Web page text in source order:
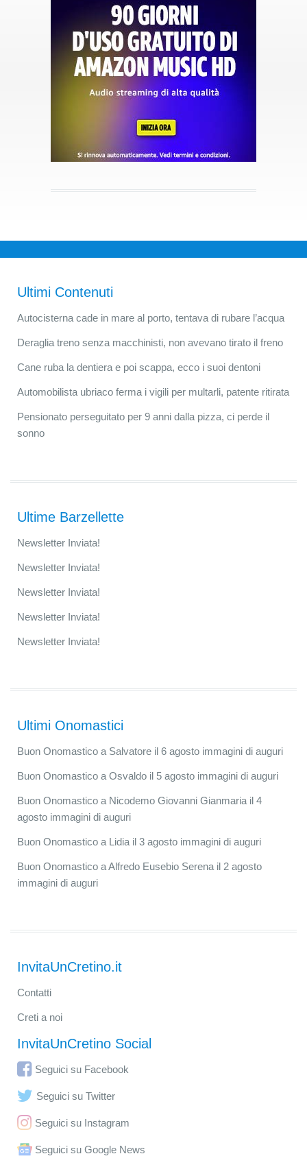
Ultimi Contenuti
Autocisterna cade in mare al porto, tentava di rubare l’acqua
Deraglia treno senza macchinisti, non avevano tirato il freno
Cane ruba la dentiera e poi scappa, ecco i suoi dentoni
Automobilista ubriaco ferma i vigili per multarli, patente ritirata
Pensionato perseguitato per 9 anni dalla pizza, ci perde il
sonno
Ultime Barzellette
Newsletter Inviata!
Newsletter Inviata!
Newsletter Inviata!
Newsletter Inviata!
Newsletter Inviata!
Ultimi Onomastici
Buon Onomastico a Salvatore il 6 agosto immagini di auguri
Buon Onomastico a Osvaldo il 5 agosto immagini di auguri
Buon Onomastico a Nicodemo Giovanni Gianmaria il 4
agosto immagini di auguri
Buon Onomastico a Lidia il 3 agosto immagini di auguri
Buon Onomastico a Alfredo Eusebio Serena il 2 agosto
immagini di auguri
InvitaUnCretino.it
Contatti
Creti a noi
InvitaUnCretino Social
Seguici su Facebook
Seguici su Twitter
Seguici su Instagram
Seguici su Google News